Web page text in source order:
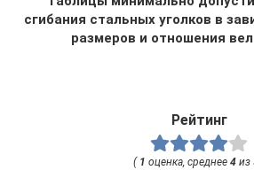
сгибания стальных уголков в
размеров и отношения
Рейтинг
( 1 оценка, среднее 4из